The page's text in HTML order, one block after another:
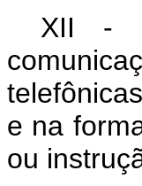
XII -
e na
ou